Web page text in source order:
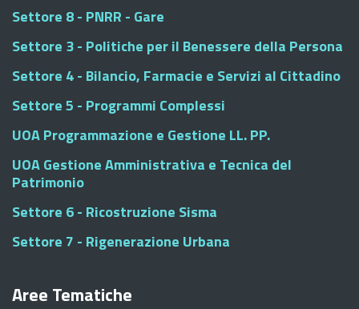
Settore 8 - PNRR - Gare
Settore 3 - Politiche per il Benessere della Persona
Settore 4 - Bilancio, Farmacie e Servizi al Cittadino
Settore 5 - Programmi Complessi
UOA Programmazione e Gestione LL. PP.
UOA Gestione Amministrativa e Tecnica del
Patrimonio
Settore 6 - Ricostruzione Sisma
Settore 7 - Rigenerazione Urbana
Aree Tematiche